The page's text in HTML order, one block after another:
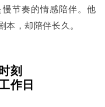
节奏的情感陪伴。他
，却陪伴长久。
刻
作日